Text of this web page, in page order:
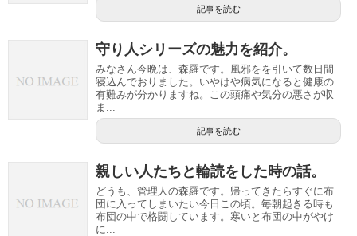
記事を読む
守り人シリーズの魅力を紹介。
みなさん今晩は、森羅です。風邪をを引いて数日間
寝込んでおりました。いやはや病気になると健康の
有難みが分かりますね。この頭痛や気分の悪さが収
ま...
記事を読む
親しい人たちと輪読をした時の話。
どうも、管理人の森羅です。帰ってきたらすぐに布
団に入ってしまいたい今日この頃。毎朝起きる時も
布団の中で格闘しています。寒いと布団の中がやけ
に...